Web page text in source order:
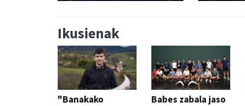
Ikusienak
"Banakako
Babes zabala jaso